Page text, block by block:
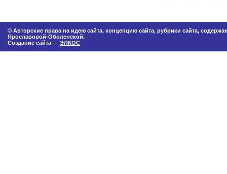
© Авторские права на идею сайта, концепцию сайта, рубрики сайта,
Ярославовой-Оболенской.
Создание сайта — ЭЛКОС